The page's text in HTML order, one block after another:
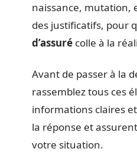
naissance, mutation,
des justificatifs, pour
d’assuré colle à la
Avant de passer à la
rassemblez tous ces
informations claires
la réponse et
votre situation.